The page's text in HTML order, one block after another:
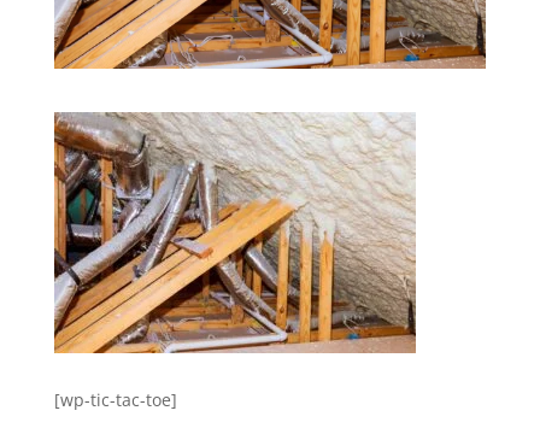
[wp-tic-tac-toe]